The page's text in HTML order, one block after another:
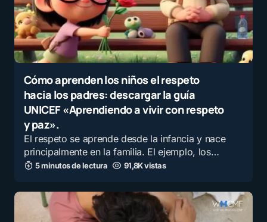
Cómo aprenden los niños el respeto
hacia los padres: descargar la guía
UNICEF «Aprendiendo a vivir con respeto
y paz».
El respeto se aprende desde la infancia y nace
principalmente en la familia. El ejemplo, los…
5 minutos de lectura 91,8K vistas